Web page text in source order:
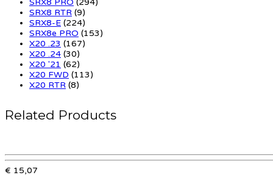
SRX8 RTR (9)
SRX8-E (224)
SRX8e PRO (153)
X20 .23 (167)
X20 .24 (30)
X20 '21 (62)
X20 FWD (113)
X20 RTR (8)
Related Products
€ 15,07